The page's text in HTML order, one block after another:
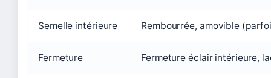
Semelle intérieure Rembourrée, amovible
Fermeture Fermeture éclair intérieure,